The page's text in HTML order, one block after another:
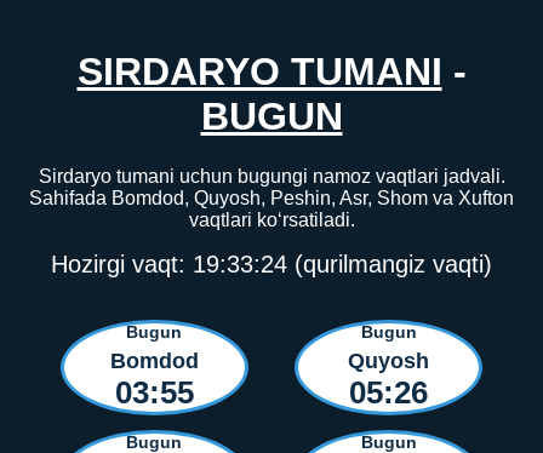
SIRDARYO TUMANI -
BUGUN
Sirdaryo tumani uchun bugungi namoz vaqtlari jadvali.
Sahifada Bomdod, Quyosh, Peshin, Asr, Shom va Xufton
vaqtlari ko‘rsatiladi.
Hozirgi vaqt: 19:33:24 (qurilmangiz vaqti)
Bugun
Bomdod
03:55
Bugun
Quyosh
05:26
Bugun Bugun